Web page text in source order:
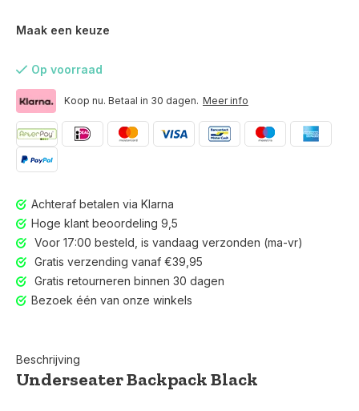
Maak een keuze
Op voorraad
Koop nu. Betaal in 30 dagen. Meer info
Achteraf betalen via Klarna
Hoge klant beoordeling 9,5
Voor 17:00 besteld, is vandaag verzonden (ma-vr)
Gratis verzending vanaf €39,95
Gratis retourneren binnen 30 dagen
Bezoek één van onze winkels
Beschrijving
Underseater Backpack Black